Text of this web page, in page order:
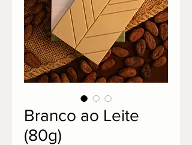
Branco ao Leite
(80g)